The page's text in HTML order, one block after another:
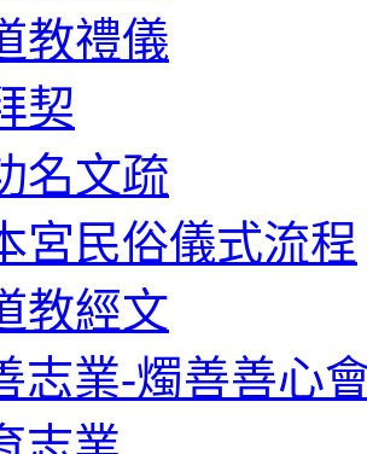
教禮儀
契
名文疏
宮民俗儀式流程
教經文
志業-燭善善心